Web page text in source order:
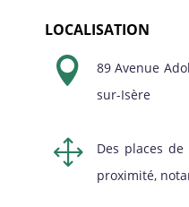
LOCALISATION

89 Avenue
sur-Isère
1
Des places
proximité,